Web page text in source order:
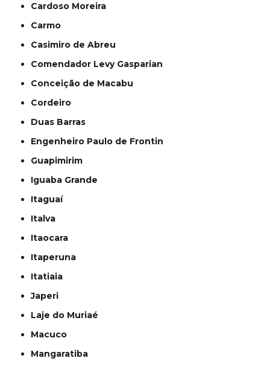
Cardoso Moreira
Carmo
Casimiro de Abreu
Comendador Levy Gasparian
Conceição de Macabu
Cordeiro
Duas Barras
Engenheiro Paulo de Frontin
Guapimirim
Iguaba Grande
Itaguaí
Italva
Itaocara
Itaperuna
Itatiaia
Japeri
Laje do Muriaé
Macuco
Mangaratiba